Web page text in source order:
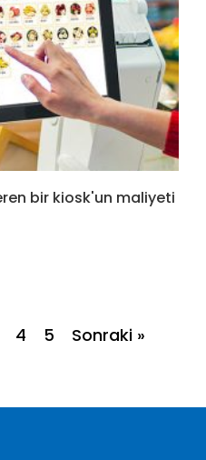
bir kiosk'un maliyeti
4 5 Sonraki »